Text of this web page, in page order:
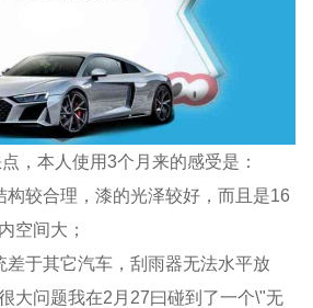
，本人使用3个月来的感受是：
构较合理，漆的光泽较好，而且是16
空间大；
差于其它汽车，刮雨器无法水平放
大问题我在2月27曰碰到了一个\"无